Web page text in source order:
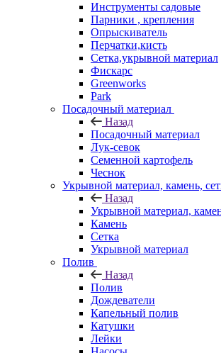
Инструменты садовые
Парники , крепления
Опрыскиватель
Перчатки,кисть
Сетка,укрывной материал
Фискарс
Greenworks
Park
Посадочный материал
Назад
Посадочный материал
Лук-севок
Семенной картофель
Чеснок
Укрывной материал, камень,
Назад
Укрывной материал,
Камень
Сетка
Укрывной материал
Полив
Назад
Полив
Дождеватели
Капельный полив
Катушки
Лейки